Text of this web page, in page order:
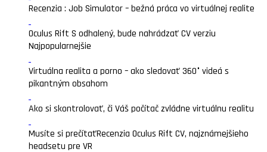
Recenzia : Job Simulator – bežná práca vo virtuálnej realite
Oculus Rift S odhalený, bude nahrádzať CV verziu
Najpopularnejšie
Virtuálna realita a porno – ako sledovať 360° videá s
pikantným obsahom
Ako si skontrolovať, či Váš počítač zvládne virtuálnu realitu
Musíte si prečítaťRecenzia Oculus Rift CV, najznámejšieho
headsetu pre VR